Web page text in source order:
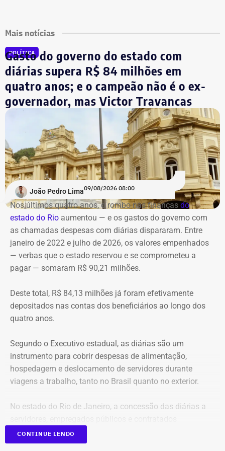
Mais notícias
POLÍTICA
Gasto do governo do estado com
diárias supera R$ 84 milhões em
quatro anos; e o campeão não é o ex-
governador, mas Victor Travancas
João Pedro Lima09/08/2026 08:00
Nos últimos quatro anos, o rombo nas finanças do
estado do Rio aumentou — e os gastos do governo com
as chamadas despesas com diárias dispararam. Entre
janeiro de 2022 e julho de 2026, os valores empenhados
— verbas que o estado reservou e se comprometeu a
pagar — somaram R$ 90,21 milhões.
Deste total, R$ 84,13 milhões já foram efetivamente
depositados nas contas dos beneficiários ao longo dos
quatro anos.
Segundo o Executivo estadual, as diárias são um
instrumento para cobrir despesas de alimentação,
hospedagem e deslocamento de servidores durante
viagens a trabalho, tanto no Brasil quanto no exterior.
No estado do Rio de Janeiro, a concessão das diárias a
temporários é regulamentada pelos decretos estaduais nº
46.611/19 e nº 47.961/22.
CONTINUE LENDO